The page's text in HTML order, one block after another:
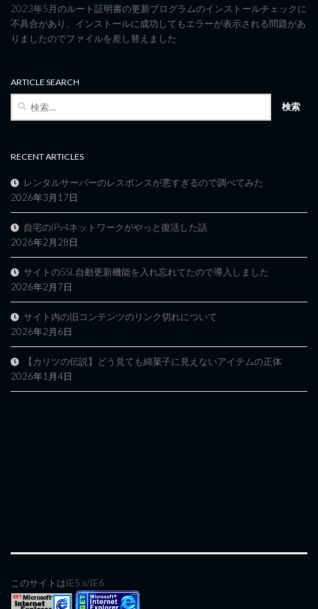
2023年5月のルート証明書の更新プログラムのインストールチェックに
不具合があり、インストールに成功してもエラーが表示される問題があ
りましたのでファイルを差し替えました
ARTICLE SEARCH
RECENT ARTICLES
レンタルサーバーのレスポンスが悪すぎるので調べてみた
2026年3月17日
自宅のIPv4ネットワークがやっと復活した話
2026年2月28日
サイトのSSL自動更新機能を入れ忘れてたので導入しました
2026年2月7日
サイト内の旧コンテンツのリンク切れについて
2026年2月6日
【カリツの伝説】どう見ても綿菓子に見えないアイテムの正体
2026年1月4日
このサイトはIE5.x/IE6